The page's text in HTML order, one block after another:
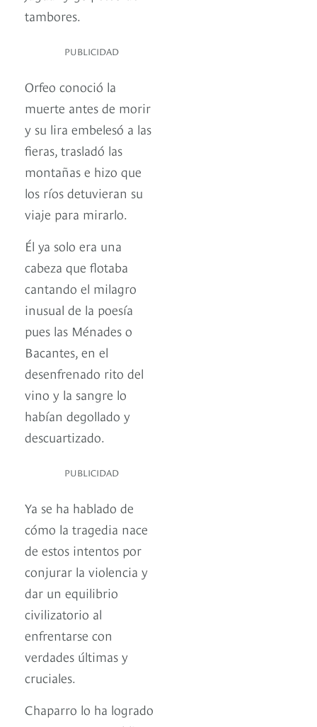
tambores.
PUBLICIDAD
Orfeo conoció la
muerte antes de morir
y su lira embelesó a las
fieras, trasladó las
montañas e hizo que
los ríos detuvieran su
viaje para mirarlo.
Él ya solo era una
cabeza que flotaba
cantando el milagro
inusual de la poesía
pues las Ménades o
Bacantes, en el
desenfrenado rito del
vino y la sangre lo
habían degollado y
descuartizado.
PUBLICIDAD
Ya se ha hablado de
cómo la tragedia nace
de estos intentos por
conjurar la violencia y
dar un equilibrio
civilizatorio al
enfrentarse con
verdades últimas y
cruciales.
Chaparro lo ha logrado